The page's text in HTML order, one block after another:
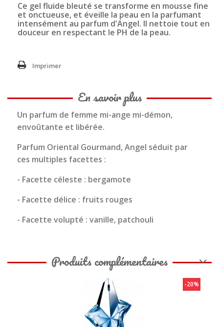
Ce gel fluide bleuté se transforme en mousse fine
et onctueuse, et éveille la peau en la parfumant
intensément au parfum d'Angel. Il nettoie tout en
douceur en respectant le PH de la peau.
Imprimer
En savoir plus
Un parfum de femme mi-ange mi-démon,
envoûtante et libérée.
Parfum Oriental Gourmand, Angel séduit par
ces multiples facettes :
- Facette céleste : bergamote
- Facette délice : fruits rouges
- Facette volupté : vanille, patchouli
Produits complémentaires
-20%